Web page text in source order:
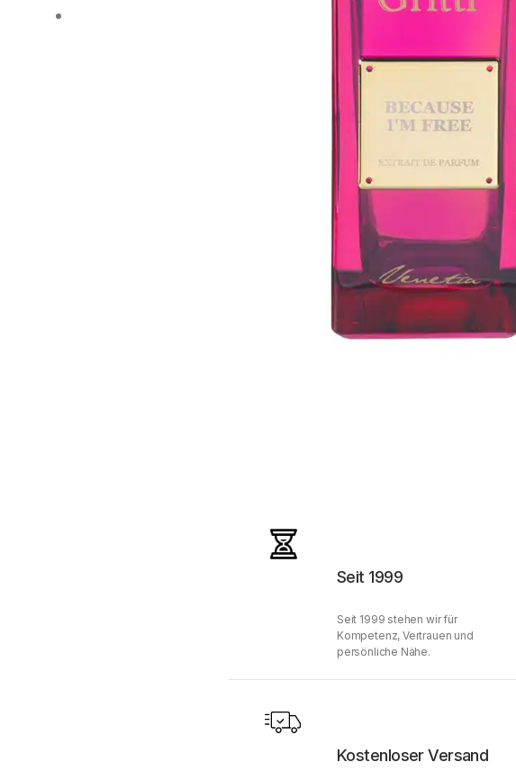
Seit 1999
Seit 1999 stehen wir für
Kompetenz, Vertrauen und
persönliche Nähe.
Kostenloser Versand